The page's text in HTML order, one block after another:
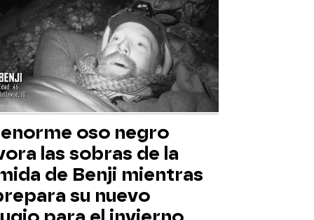
oso negro
las sobras de la
de Benji mientras
su nuevo